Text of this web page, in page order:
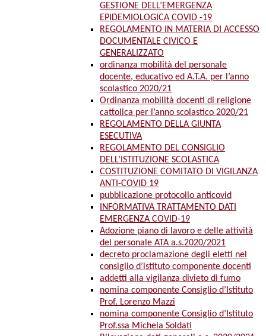
GESTIONE DELL’EMERGENZA
EPIDEMIOLOGICA COVID -19
REGOLAMENTO IN MATERIA DI ACCESSO
DOCUMENTALE CIVICO E
GENERALIZZATO
ordinanza mobilità del personale
docente, educativo ed A.T.A. per l’anno
scolastico 2020/21
Ordinanza mobilità docenti di religione
cattolica per l’anno scolastico 2020/21
REGOLAMENTO DELLA GIUNTA
ESECUTIVA
REGOLAMENTO DEL CONSIGLIO
DELL’ISTITUZIONE SCOLASTICA
COSTITUZIONE COMITATO DI VIGILANZA
ANTI-COVID 19
pubblicazione protocollo anticovid
INFORMATIVA TRATTAMENTO DATI
EMERGENZA COVID-19
Adozione piano di lavoro e delle attività
del personale ATA a.s.2020/2021
decreto proclamazione degli eletti nel
consiglio d’istituto componente docenti
addetti alla vigilanza divieto di fumo
nomina componente Consiglio d’Istituto
Prof. Lorenzo Mazzi
nomina componente Consiglio d’Istituto
Prof.ssa Michela Soldati